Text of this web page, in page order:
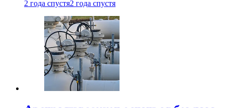
2 года спустя2 года спустя